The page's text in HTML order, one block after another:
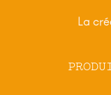
La